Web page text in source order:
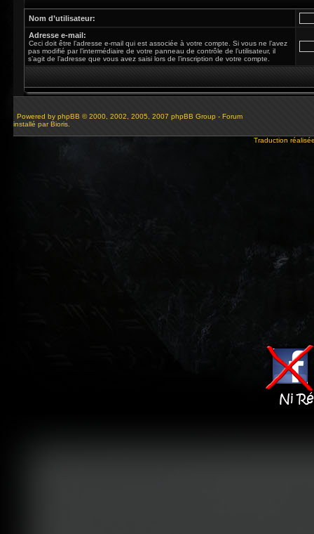
Nom d’utilisateur:
Adresse e-mail:
Ceci doit être l’adresse e-mail qui est associée à votre compte. Si vous ne l’avez
pas modifié par l’intermédiaire de votre panneau de contrôle de l’utilisateur, il
s’agit de l’adresse que vous avez saisi lors de l’inscription de votre compte.
Powered by phpBB © 2000, 2002, 2005, 2007 phpBB Group - Forum
installé par Bioris.
Traduction